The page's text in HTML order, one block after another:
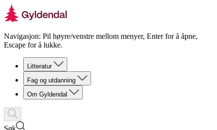
Navigasjon: Pil høyre/venstre mellom menyer, Enter for å åpne,
Escape for å lukke.
Litteratur
Fag og utdanning
Om Gyldendal
Søk